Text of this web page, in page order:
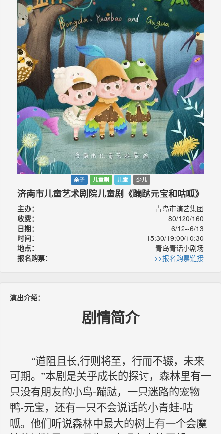
亲子 儿童剧 儿童 少儿
济南市儿童艺术剧院儿童剧《蹦跶元宝和咕呱》
主办：
青岛市演艺集团
收费：
80/120/160
日期：
6/12--6/13
时间：
15:30/19:00/10:30
地点：
青岛青话小剧场
报名购票：
>>报名购票链接
演出介绍：
剧情简介
“道阻且长,行则将至，行而不辍，未来
可期。”本剧是关乎成长的探讨，森林里有一
只没有朋友的小鸟-蹦跶，一只迷路的宠物
鸭-元宝，还有一只不会说话的小青蛙-咕
呱。他们听说森林中最大的树上有一个会魔